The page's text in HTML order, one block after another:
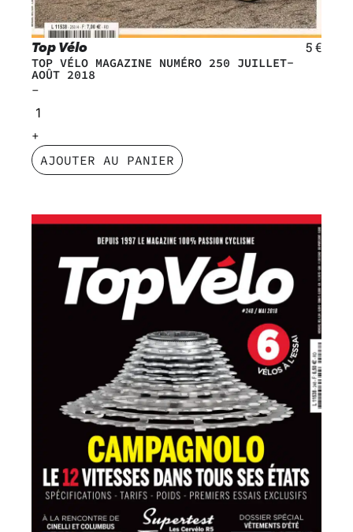
Top Vélo 5€
TOP VÉLO MAGAZINE NUMÉRO 250 JUILLET-
AOÛT 2018
AJOUTER AU PANIER